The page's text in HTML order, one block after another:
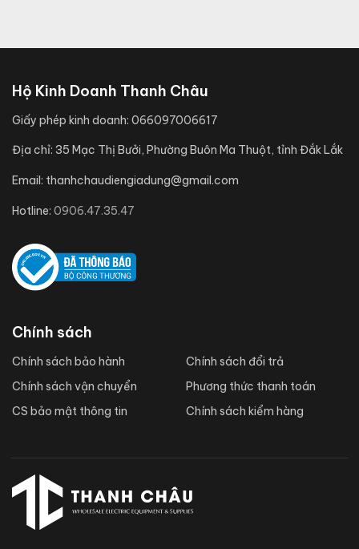
Hộ Kinh Doanh Thanh Châu
Giấy phép kinh doanh: 066097006617
Địa chỉ: 35 Mạc Thị Bưởi, Phường Buôn Ma Thuột, tỉnh Đắk Lắk
Email: thanhchaudiengiadung@gmail.com
Hotline: 0906.47.35.47
Chính sách
Chính sách bảo hành
Chính sách vận chuyển
CS bảo mật thông tin
Chính sách đổi trả
Phương thức thanh toán
Chính sách kiểm hàng